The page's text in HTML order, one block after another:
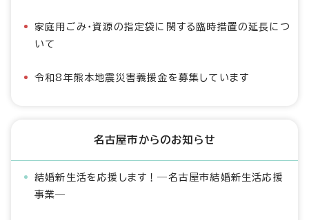
家庭用ごみ・資源の指定袋に関する臨時措置の延長につ
いて
令和8年熊本地震災害義援金を募集しています
名古屋市からのお知らせ
結婚新生活を応援します！―名古屋市結婚新生活応援
事業―